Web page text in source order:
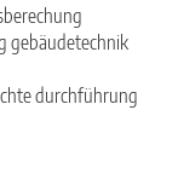
gebäudetechnik
durchführung